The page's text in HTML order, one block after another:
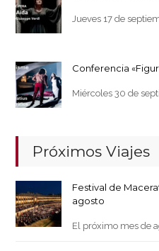
Jueves 17 de
Conferencia
Miércoles 30 de
Próximos Viajes
Festival de
agosto
El próximo mes de